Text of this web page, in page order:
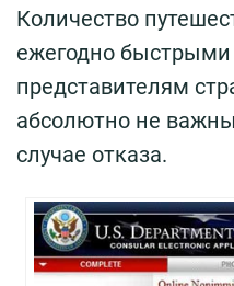
Количество
ежегодно
представителям
абсолютно не
случае отказа.